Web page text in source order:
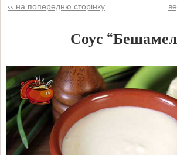
‹‹ на попередню сторінку
Соус